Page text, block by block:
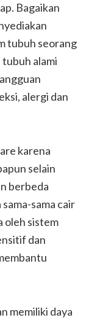
Bagaikan
tubuh seorang
alami
alergi dan
karena
selain
berbeda
sama cair
oleh sistem
dan
memiliki daya